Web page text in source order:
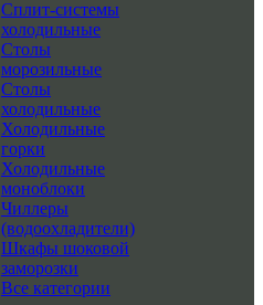
Сплит-системы
холодильные
Столы
морозильные
Столы
холодильные
Холодильные
горки
Холодильные
моноблоки
Чиллеры
(водоохладители)
Шкафы шоковой
заморозки
Все категории